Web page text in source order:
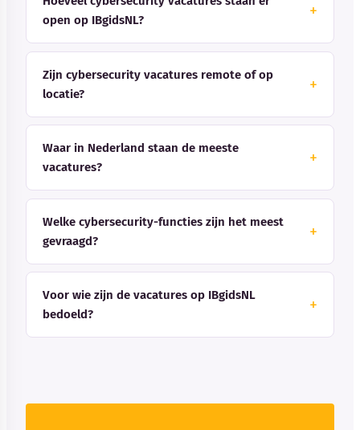
open op IBgidsNL?
Zijn cybersecurity vacatures remote of op
locatie?
Waar in Nederland staan de meeste
vacatures?
Welke cybersecurity-functies zijn het meest
gevraagd?
Voor wie zijn de vacatures op IBgidsNL
bedoeld?